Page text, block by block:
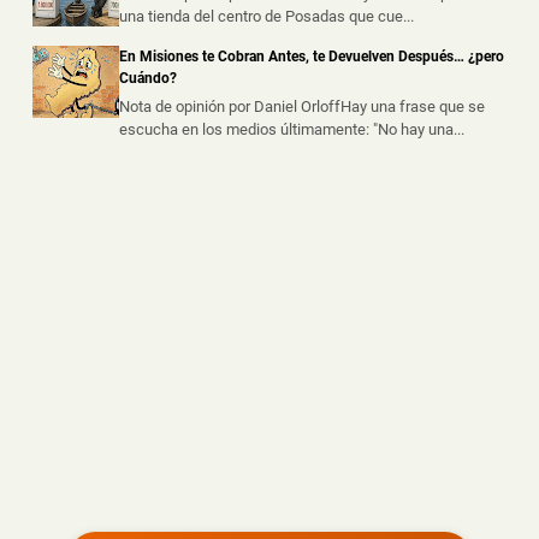
Un presunto intercambio de droga fue frustrado durante
un operativo policial rea...
una tienda del centro de Posadas que cue...
En Misiones te Cobran Antes, te Devuelven Después… ¿pero
Cuándo?
Nota de opinión por Daniel OrloffHay una frase que se
escucha en los medios últimamente: "No hay una...